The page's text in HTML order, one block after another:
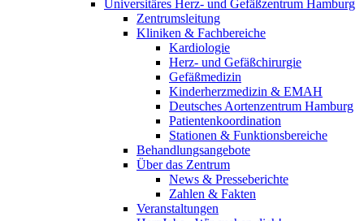
Universitäres Herz- und Gefäßzentrum Hamburg
Zentrumsleitung
Kliniken & Fachbereiche
Kardiologie
Herz- und Gefäßchirurgie
Gefäßmedizin
Kinderherzmedizin & EMAH
Deutsches Aortenzentrum Hamburg
Patientenkoordination
Stationen & Funktionsbereiche
Behandlungsangebote
Über das Zentrum
News & Presseberichte
Zahlen & Fakten
Veranstaltungen